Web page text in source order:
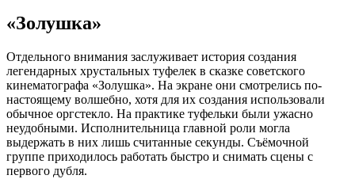
«Золушка»
Отдельного внимания заслуживает история создания
легендарных хрустальных туфелек в сказке советского
кинематографа «Золушка». На экране они смотрелись по-
настоящему волшебно, хотя для их создания использовали
обычное оргстекло. На практике туфельки были ужасно
неудобными. Исполнительница главной роли могла
выдержать в них лишь считанные секунды. Съёмочной
группе приходилось работать быстро и снимать сцены с
первого дубля.